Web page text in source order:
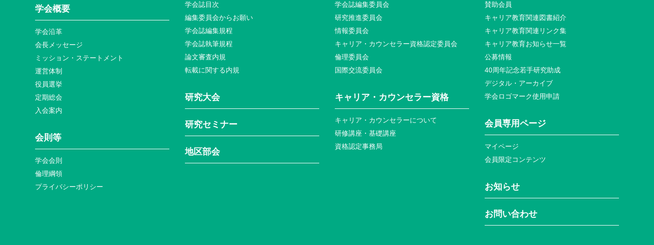
学会概要
学会沿革
会長メッセージ
ミッション・ステートメント
運営体制
役員選挙
定期総会
入会案内
会則等
学会会則
倫理綱領
プライバシーポリシー
学会誌目次
編集委員会からお願い
学会誌編集規程
学会誌執筆規程
論文審査内規
転載に関する内規
研究大会
研究セミナー
地区部会
学会誌編集委員会
研究推進委員会
情報委員会
キャリア・カウンセラー資格認定委員会
倫理委員会
国際交流委員会
キャリア・カウンセラー資格
キャリア・カウンセラーについて
研修講座・基礎講座
資格認定事務局
賛助会員
キャリア教育関連図書紹介
キャリア教育関連リンク集
キャリア教育お知らせ⼀覧
公募情報
40周年記念若⼿研究助成
デジタル・アーカイブ
学会ロゴマーク使⽤申請
会員専⽤ページ
マイページ
会員限定コンテンツ
お知らせ
お問い合わせ